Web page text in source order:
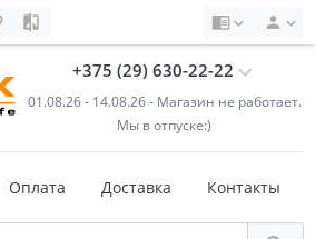
+375 (29) 630-22-22
01.08.26 - 14.08.26 - Магазин не работает.
Мы в отпуске:)
Оплата Доставка Контакты